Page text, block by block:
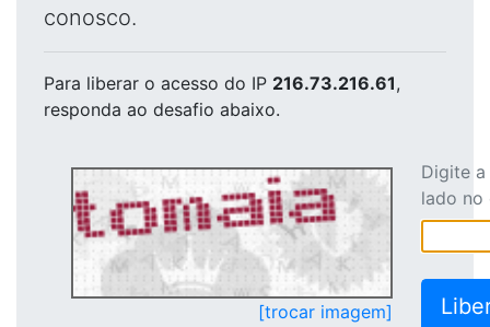
conosco.
Para liberar o acesso do IP 216.73.216.61,
responda ao desafio abaixo.
[trocar imagem]
Digite
lado no